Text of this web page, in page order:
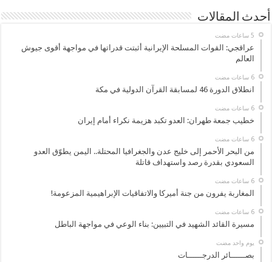
أحدث المقالات
عراقجي: القوات المسلحة الإيرانية أثبتت قدراتها في مواجهة أقوى جيوش
العالم
‏6 ساعات مضت
انطلاق الدورة 46 لمسابقة القرآن الدولية في مكة
‏6 ساعات مضت
خطيب جمعة طهران: العدو تكبد هزيمة نكراء أمام إيران
‏6 ساعات مضت
من البحر الأحمر إلى خليج عدن والجغرافيا المحتلة.. اليمن يطوّق العدو
السعودي بقدرة رصد واستهداف قاتلة
‏6 ساعات مضت
المغاربة يفرون من جنة أميركا والاتفاقيات الإبراهيمية المزعومة!
‏6 ساعات مضت
مسيرة القائد الشهيد في التبيين: بناء الوعي في مواجهة الباطل
‏يوم واحد مضت
بصــــــائر الدرجــــــات